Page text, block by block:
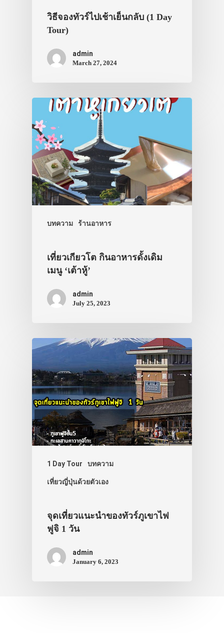
วิธีจองทัวร์ไปเช้าเย็นกลับ (1 Day
Tour)
admin
March 27, 2024
บทความ ร้านอาหาร
เที่ยวเกียวโต กินอาหารดั้งเดิม
เมนู ‘เต้าหู้’
admin
July 25, 2023
1 Day Tour บทความ
เที่ยวญี่ปุ่นด้วยตัวเอง
จุดเที่ยวแนะนำของทัวร์ภูเขาไฟ
ฟูจิ 1 วัน
admin
January 6, 2023